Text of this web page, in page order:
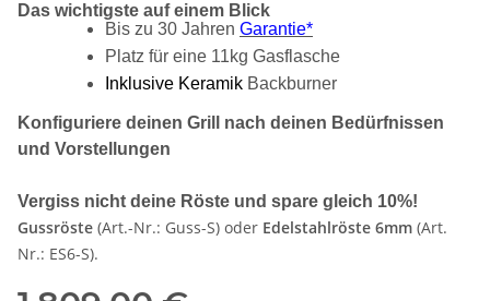
Das wichtigste auf einem Blick
Bis zu 30 Jahren Garantie*
Platz für eine 11kg Gasflasche
Inklusive Keramik Backburner
Konfiguriere deinen Grill nach deinen Bedürfnissen
und Vorstellungen
Vergiss nicht deine Röste und spare gleich 10%!
Gussröste (Art.-Nr.: Guss-S) oder Edelstahlröste 6mm (Art.
Nr.: ES6-S).